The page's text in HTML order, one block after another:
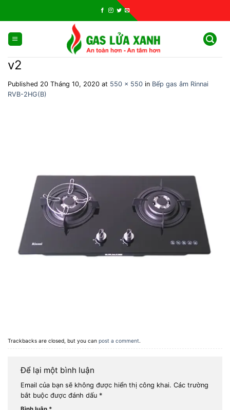
v2
Published 20 Tháng 10, 2020 at 550 × 550 in Bếp gas âm Rinnai
RVB-2HG(B)
Trackbacks are closed, but you can post a comment.
Để lại một bình luận
Email của bạn sẽ không được hiển thị công khai. Các trường
bắt buộc được đánh dấu *